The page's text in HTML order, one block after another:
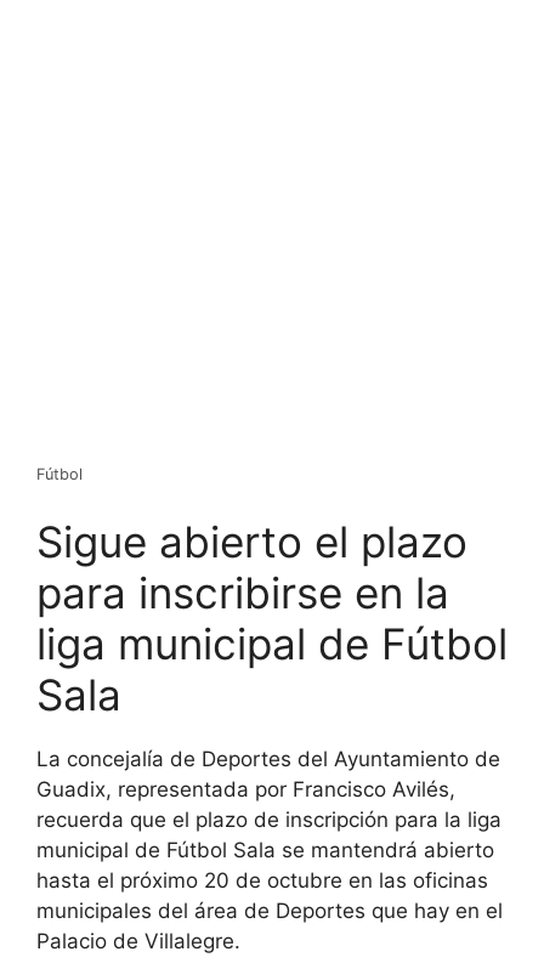
Fútbol
Sigue abierto el plazo
para inscribirse en la
liga municipal de Fútbol
Sala
La concejalía de Deportes del Ayuntamiento de
Guadix, representada por Francisco Avilés,
recuerda que el plazo de inscripción para la liga
municipal de Fútbol Sala se mantendrá abierto
hasta el próximo 20 de octubre en las oficinas
municipales del área de Deportes que hay en el
Palacio de Villalegre.